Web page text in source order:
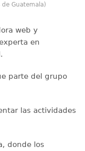
Guatemala)
web y
en
parte del grupo
las actividades
donde los